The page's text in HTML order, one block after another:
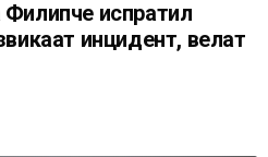
испратил
инцидент, велат